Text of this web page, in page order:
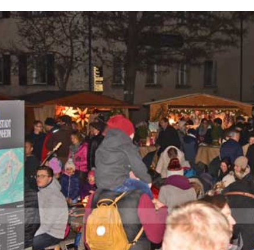
VERANSTALTUNGEN
[ 4. August 2026 ]
Pappenheim erlebt Hubert
ankommen
VERANSTALTUNGEN
[ 8. August 2026 ]
Wasserversorgung rechts
INFRASTRUKTUR